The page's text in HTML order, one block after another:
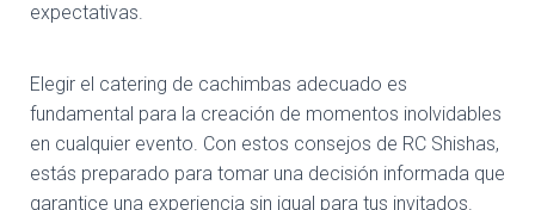
expectativas.
Elegir el catering de cachimbas adecuado es
fundamental para la creación de momentos inolvidables
en cualquier evento. Con estos consejos de RC Shishas,
estás preparado para tomar una decisión informada que
garantice una experiencia sin igual para tus invitados.